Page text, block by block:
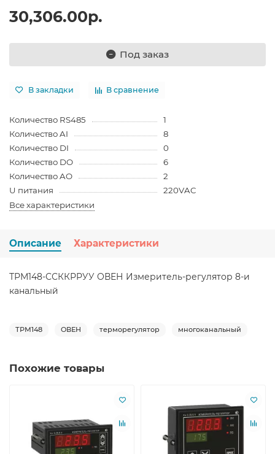
30,306.00р.
Под заказ
В закладки В сравнение
Количество RS485
1
Количество AI
8
Количество DI
0
Количество DO
6
Количество AO
2
U питания
220VAC
Все характеристики
Описание Характеристики
ТРМ148-ССККРРУУ ОВЕН Измеритель-регулятор 8-и
канальный
ТРМ148 ОВЕН терморегулятор многоканальный
Похожие товары